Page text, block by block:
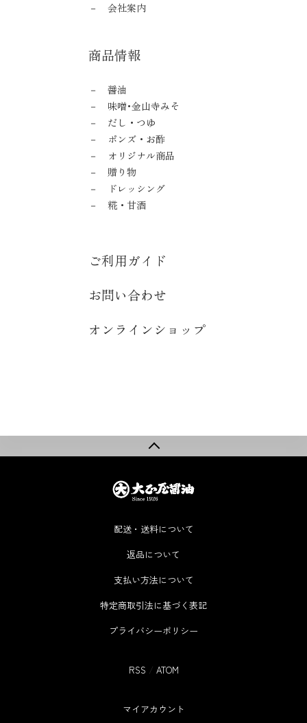
会社案内
商品情報
醤油
味噌･金山寺みそ
だし・つゆ
ポンズ・お酢
オリジナル商品
贈り物
ドレッシング
糀・甘酒
ご利用ガイド
お問い合わせ
オンラインショップ
配送・送料について
返品について
支払い方法について
特定商取引法に基づく表記
プライバシーポリシー
RSS / ATOM
マイアカウント